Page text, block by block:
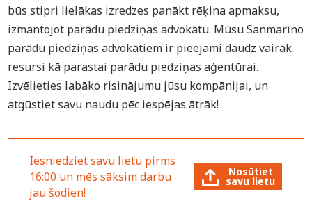
būs stipri lielākas izredzes panākt rēķina apmaksu,
izmantojot parādu piedziņas advokātu. Mūsu Sanmarīno
parādu piedziņas advokātiem ir pieejami daudz vairāk
resursi kā parastai parādu piedziņas aģentūrai.
Izvēlieties labāko risinājumu jūsu kompānijai, un
atgūstiet savu naudu pēc iespējas ātrāk!
Iesniedziet savu lietu pirms
16:00 un mēs sāksim darbu
jau šodien!
Nosūtiet
savu lietu